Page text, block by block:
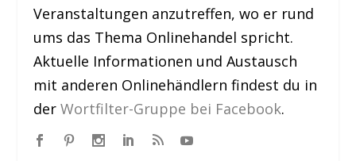
Veranstaltungen anzutreffen, wo er rund
ums das Thema Onlinehandel spricht.
Aktuelle Informationen und Austausch
mit anderen Onlinehändlern findest du in
derWortfilter-Gruppe bei Facebook.